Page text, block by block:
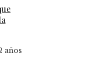
años